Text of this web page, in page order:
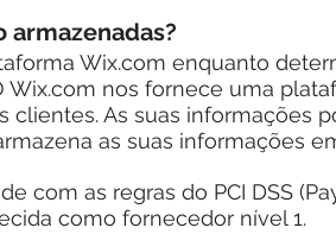
armazenadas?
Wix.com enquanto
Wix.com nos fornece uma
clientes. As suas informações
as suas informações
com as regras do PCI DSS
como fornecedor nível 1.